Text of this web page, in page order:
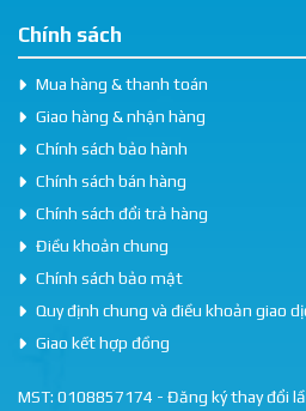
Chính sách
Mua hàng & thanh toán
Giao hàng & nhận hàng
Chính sách bảo hành
Chính sách bán hàng
Chính sách đổi trả hàng
Điều khoản chung
Chính sách bảo mật
Quy định chung và điều khoản giao
Giao kết hợp đồng
MST: 0108857174 - Đăng ký thay đổi